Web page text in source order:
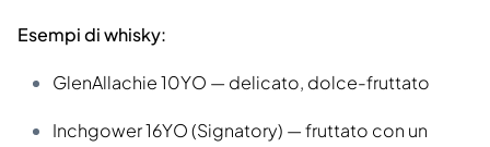
Esempi di whisky:
GlenAllachie 10YO — delicato, dolce-fruttato
Inchgower 16YO (Signatory) — fruttato con un